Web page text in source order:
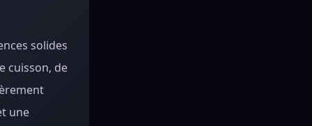
solides
cuisson, de
une